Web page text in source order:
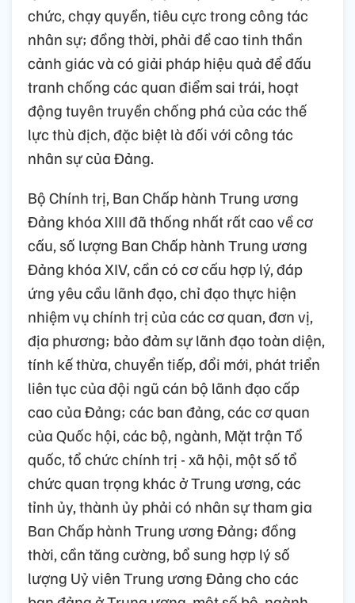
chức, chạy quyền, tiêu cực trong công tác
nhân sự; đồng thời, phải đề cao tinh thần
cảnh giác và có giải pháp hiệu quả để đấu
tranh chống các quan điểm sai trái, hoạt
động tuyên truyền chống phá của các thế
lực thù địch, đặc biệt là đối với công tác
nhân sự của Đảng.
Bộ Chính trị, Ban Chấp hành Trung ương
Đảng khóa XIII đã thống nhất rất cao về cơ
cấu, số lượng Ban Chấp hành Trung ương
Đảng khóa XIV, cần có cơ cấu hợp lý, đáp
ứng yêu cầu lãnh đạo, chỉ đạo thực hiện
nhiệm vụ chính trị của các cơ quan, đơn vị,
địa phương; bảo đảm sự lãnh đạo toàn diện,
tính kế thừa, chuyển tiếp, đổi mới, phát triển
liên tục của đội ngũ cán bộ lãnh đạo cấp
cao của Đảng; các ban đảng, các cơ quan
của Quốc hội, các bộ, ngành, Mặt trận Tổ
quốc, tổ chức chính trị - xã hội, một số tổ
chức quan trọng khác ở Trung ương, các
tỉnh ủy, thành ủy phải có nhân sự tham gia
Ban Chấp hành Trung ương Đảng; đồng
thời, cần tăng cường, bổ sung hợp lý số
lượng Uỷ viên Trung ương Đảng cho các